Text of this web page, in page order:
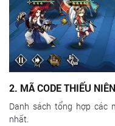
2. MÃ CODE THIẾU
Danh sách tổng hợp các
nhất.